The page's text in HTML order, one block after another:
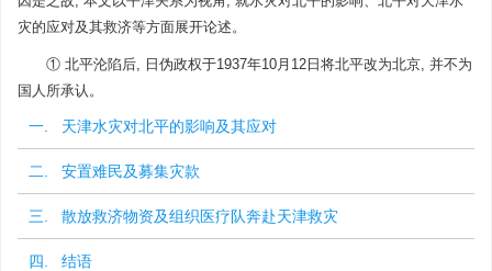
灾的应对及其救济等方面展开论述。
① 北平沦陷后, 日伪政权于1937年10月12日将北平改为北京, 并不为
国人所承认。
一. 天津水灾对北平的影响及其应对
二. 安置难民及募集灾款
三. 散放救济物资及组织医疗队奔赴天津救灾
四. 结语